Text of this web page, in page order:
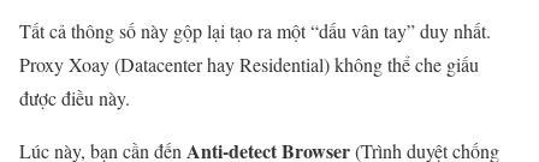
Tất cả thông số này gộp lại tạo ra một “dấu vân tay” duy nhất.
Proxy Xoay (Datacenter hay Residential) không thể che giấu
được điều này.
Lúc này, bạn cần đếnAnti-detect Browser(Trình duyệt chống